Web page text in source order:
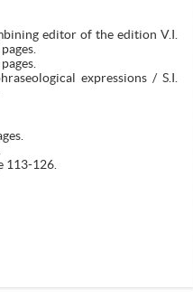
editor of the edition V.I.
expressions / S.I.
113-126.